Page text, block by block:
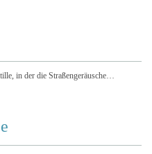
in der die Straßengeräusche…